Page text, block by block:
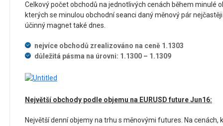
Celkový počet obchodů na jednotlivých cenách během minulé
kterých se minulou obchodní seanci daný měnový pár
účinný magnet také dnes.
nejvíce obchodů zrealizováno na ceně 1.1303
důležitá pásma na úrovni: 1.1300 – 1.1309
Největší obchody podle objemu na EURUSD future Jun16:
Největší denní objemy na trhu s měnovými futures. Na cenách,